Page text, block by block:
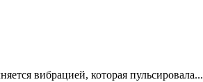
вибрацией, которая пульсировала...